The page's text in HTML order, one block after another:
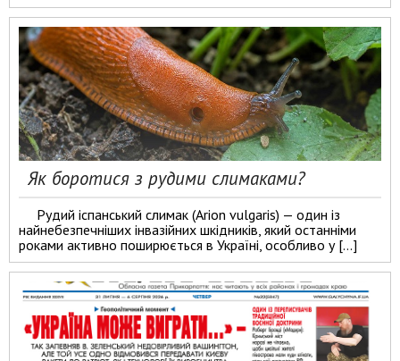
Як боротися з рудими слимаками?
Рудий іспанський слимак (Arion vulgaris) — один із
найнебезпечніших інвазійних шкідників, який останніми
роками активно поширюється в Україні, особливо у […]